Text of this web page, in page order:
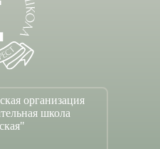
организация
школа